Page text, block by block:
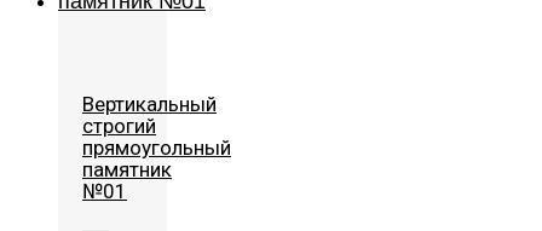
Вертикальный
строгий
прямоугольный
памятник
№01